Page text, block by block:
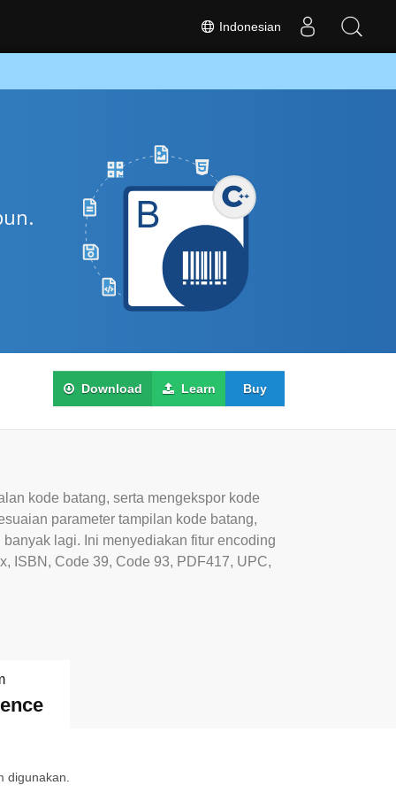
Indonesian
Download Learn Buy
kode batang, serta mengekspor kode
parameter tampilan kode batang,
lagi. Ini menyediakan fitur encoding
ISBN, Code 39, Code 93, PDF417, UPC,
digunakan.